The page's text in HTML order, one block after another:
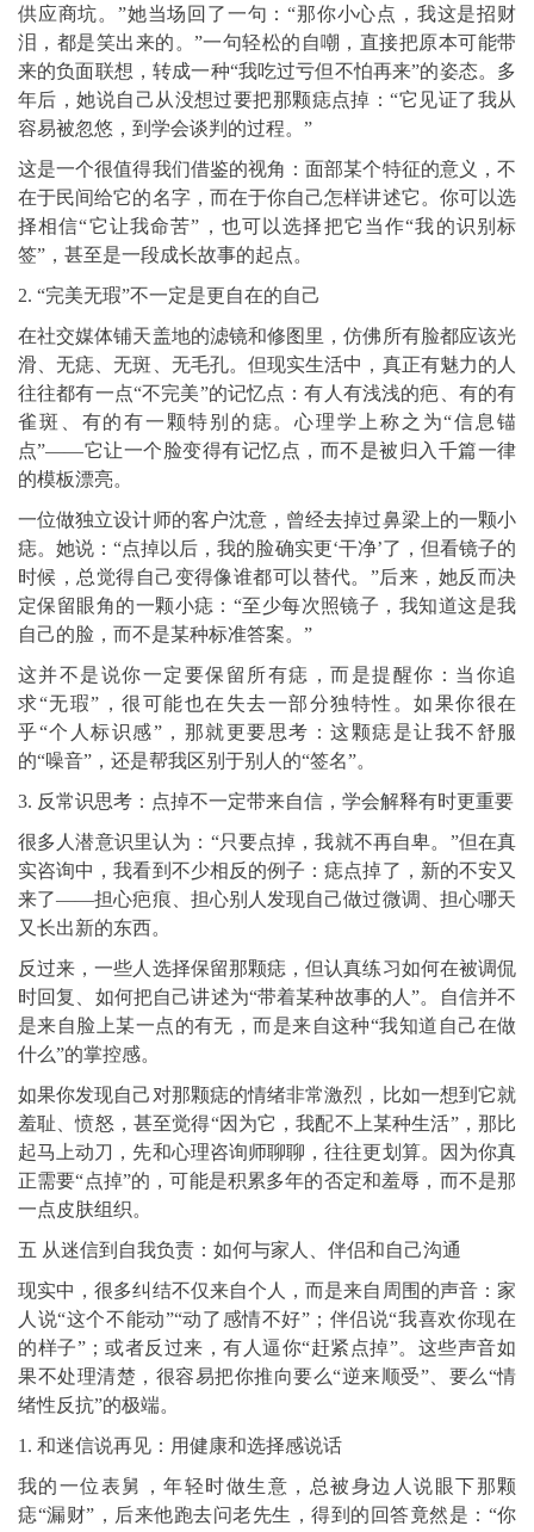
供应商坑。”她当场回了一句：“那你小心点，我这是招财
泪，都是笑出来的。”一句轻松的自嘲，直接把原本可能带
来的负面联想，转成一种“我吃过亏但不怕再来”的姿态。多
年后，她说自己从没想过要把那颗痣点掉：“它见证了我从
容易被忽悠，到学会谈判的过程。”
这是一个很值得我们借鉴的视角：面部某个特征的意义，不
在于民间给它的名字，而在于你自己怎样讲述它。你可以选
择相信“它让我命苦”，也可以选择把它当作“我的识别标
签”，甚至是一段成长故事的起点。
2. “完美无瑕”不一定是更自在的自己
在社交媒体铺天盖地的滤镜和修图里，仿佛所有脸都应该光
滑、无痣、无斑、无毛孔。但现实生活中，真正有魅力的人
往往都有一点“不完美”的记忆点：有人有浅浅的疤、有的有
雀斑、有的有一颗特别的痣。心理学上称之为“信息锚
点”——它让一个脸变得有记忆点，而不是被归入千篇一律
的模板漂亮。
一位做独立设计师的客户沈意，曾经去掉过鼻梁上的一颗小
痣。她说：“点掉以后，我的脸确实更‘干净’了，但看镜子的
时候，总觉得自己变得像谁都可以替代。”后来，她反而决
定保留眼角的一颗小痣：“至少每次照镜子，我知道这是我
自己的脸，而不是某种标准答案。”
这并不是说你一定要保留所有痣，而是提醒你：当你追
求“无瑕”，很可能也在失去一部分独特性。如果你很在
乎“个人标识感”，那就更要思考：这颗痣是让我不舒服
的“噪音”，还是帮我区别于别人的“签名”。
3. 反常识思考：点掉不一定带来自信，学会解释有时更重要
很多人潜意识里认为：“只要点掉，我就不再自卑。”但在真
实咨询中，我看到不少相反的例子：痣点掉了，新的不安又
来了——担心疤痕、担心别人发现自己做过微调、担心哪天
又长出新的东西。
反过来，一些人选择保留那颗痣，但认真练习如何在被调侃
时回复、如何把自己讲述为“带着某种故事的人”。自信并不
是来自脸上某一点的有无，而是来自这种“我知道自己在做
什么”的掌控感。
如果你发现自己对那颗痣的情绪非常激烈，比如一想到它就
羞耻、愤怒，甚至觉得“因为它，我配不上某种生活”，那比
起马上动刀，先和心理咨询师聊聊，往往更划算。因为你真
正需要“点掉”的，可能是积累多年的否定和羞辱，而不是那
一点皮肤组织。
五 从迷信到自我负责：如何与家人、伴侣和自己沟通
现实中，很多纠结不仅来自个人，而是来自周围的声音：家
人说“这个不能动”“动了感情不好”；伴侣说“我喜欢你现在
的样子”；或者反过来，有人逼你“赶紧点掉”。这些声音如
果不处理清楚，很容易把你推向要么“逆来顺受”、要么“情
绪性反抗”的极端。
1. 和迷信说再见：用健康和选择感说话
我的一位表舅，年轻时做生意，总被身边人说眼下那颗
痣“漏财”，后来他跑去问老先生，得到的回答竟然是：“你